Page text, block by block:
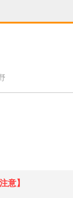
意】